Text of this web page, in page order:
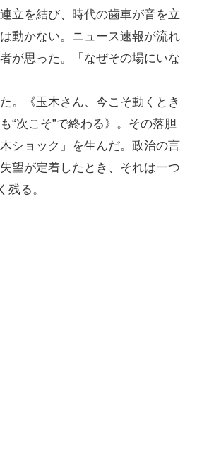
立を結び、時代の歯車が音を立
動かない。ニュース速報が流れ
が思った。「なぜその場にいな
。《玉木さん、今こそ動くとき
“次こそ”で終わる》。その落胆
ショック」を生んだ。政治の言
望が定着したとき、それは一つ
残る。